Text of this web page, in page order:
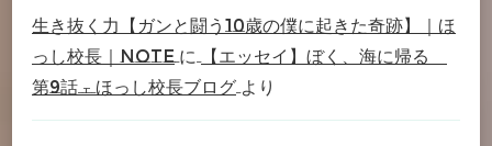
生き抜く力【ガンと闘う10歳の僕に起きた奇跡】｜ほ
っし校長｜note に
【エッセイ】ぼく、海に帰る
第9話 – ほっし校長ブログ より